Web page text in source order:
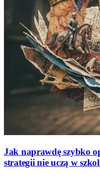
Jak naprawdę szybko
strategii nie uczą w